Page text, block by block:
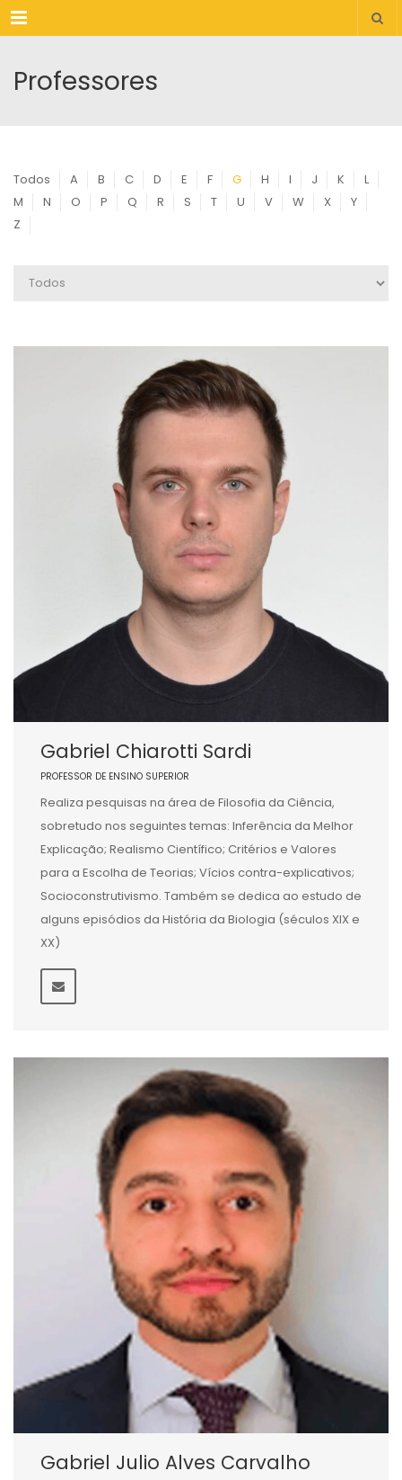
Menu
Professores
Todos A B C D E F G H I J K
L
M
N O P Q R S T U V W X
Y
Z
Gabriel Chiarotti Sardi
PROFESSOR DE ENSINO SUPERIOR
Realiza pesquisas na área de Filosofia da Ciência,
sobretudo nos seguintes temas: Inferência da Melhor
Explicação; Realismo Científico; Critérios e Valores
para a Escolha de Teorias; Vícios contra-explicativos;
Socioconstrutivismo. Também se dedica ao estudo de
alguns episódios da História da Biologia (séculos XIX e
XX)
Gabriel Julio Alves Carvalho